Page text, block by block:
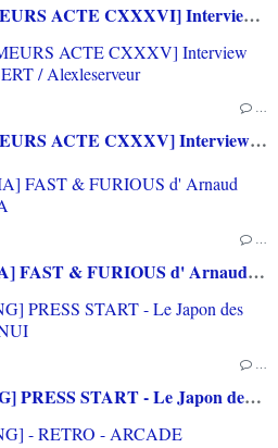
[LA PAROLE AUX GAMEURS ACTE CXXXVI] Interview de Christophe GERIN
[LA PAROLE AUX GAMEURS ACTE CXXXV] Interview de Loup LASSINAT-FOUBERT / Alexleserveur
[REVUE LIVRE CINEMA] FAST & FURIOUS d' Arnaud BRIAND aux éditions CASA
[REVUE LIVRE GAMING] PRESS START - Le Japon des jeux vidéo aux éditions NUINUI